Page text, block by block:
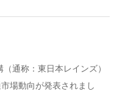
通称：東日本レインズ）
場動向が発表されまし